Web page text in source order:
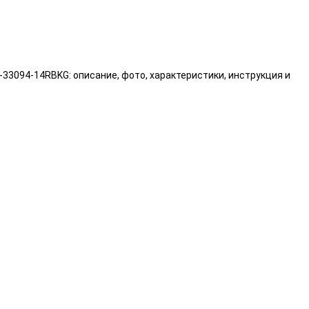
14RBKG: описание, фото, характеристики, инструкция и